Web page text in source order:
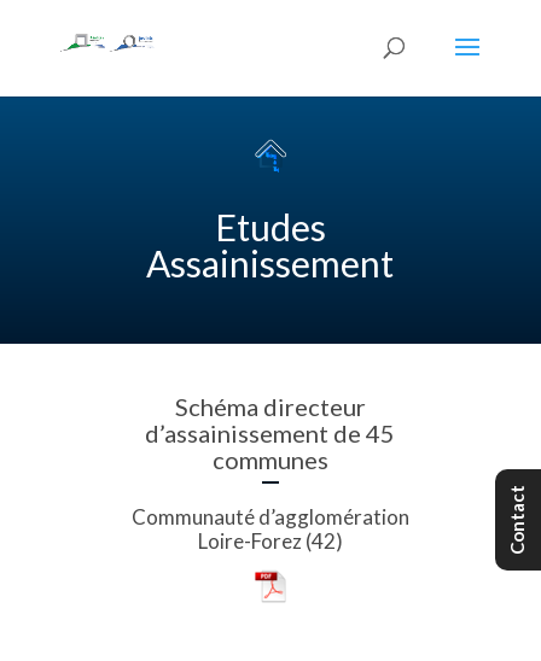
Etudes
Assainissement
Schéma directeur
d’assainissement de 45
communes
Communauté d’agglomération
Loire-Forez (42)
Contact